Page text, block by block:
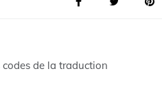
de la traduction